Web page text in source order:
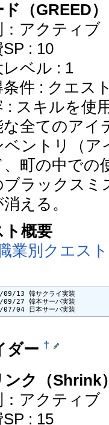
（GREED）
：アクティブ
: 10
レベル : 1
条件 : クエス
: スキルを使
な全てのアイ
ベントリ（ア
、町の中での
ブラックスミ
える。
ト概要
業別クエスト
13 韓サクライ実装
27 韓本サーバ実装
04 日本サーバ実装
ダー †
ンク（Shrink
：アクティブ
: 15